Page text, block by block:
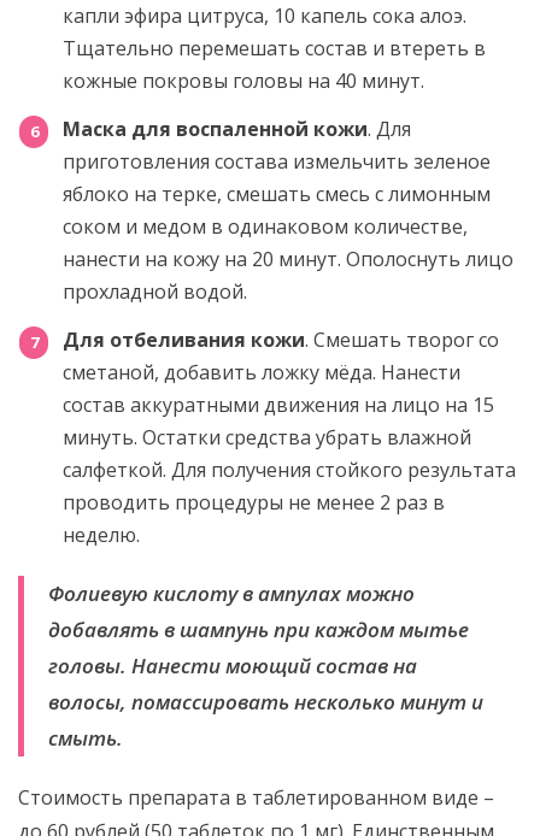
капли эфира цитруса, 10 капель сока алоэ.
Тщательно перемешать состав и втереть в
кожные покровы головы на 40 минут.
Маска для воспаленной кожи. Для
приготовления состава измельчить зеленое
яблоко на терке, смешать смесь с лимонным
соком и медом в одинаковом количестве,
нанести на кожу на 20 минут. Ополоснуть лицо
прохладной водой.
Для отбеливания кожи. Смешать творог со
сметаной, добавить ложку мёда. Нанести
состав аккуратными движения на лицо на 15
минуть. Остатки средства убрать влажной
салфеткой. Для получения стойкого результата
проводить процедуры не менее 2 раз в
неделю.
Фолиевую кислоту в ампулах можно
добавлять в шампунь при каждом мытье
головы. Нанести моющий состав на
волосы, помассировать несколько минут и
смыть.
Стоимость препарата в таблетированном виде –